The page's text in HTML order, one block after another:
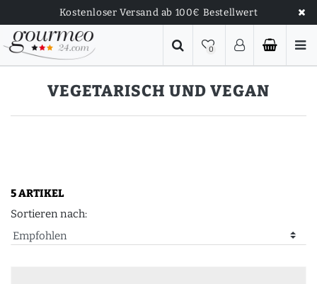
Kostenloser Versand ab 100€ Bestellwert
0
VEGETARISCH UND VEGAN
5 ARTIKEL
Sortieren nach: